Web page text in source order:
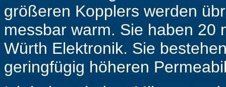
größeren Kopplers werden
messbar warm. Sie haben 20
Würth Elektronik. Sie
geringfügig höheren